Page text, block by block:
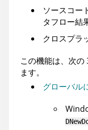
ソースコー
タフロー結
クロスプラ
この機能は、次の
ます。
グローバル